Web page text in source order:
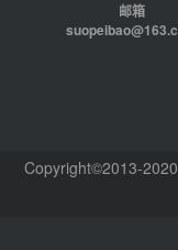
邮箱
Copyright©2013-